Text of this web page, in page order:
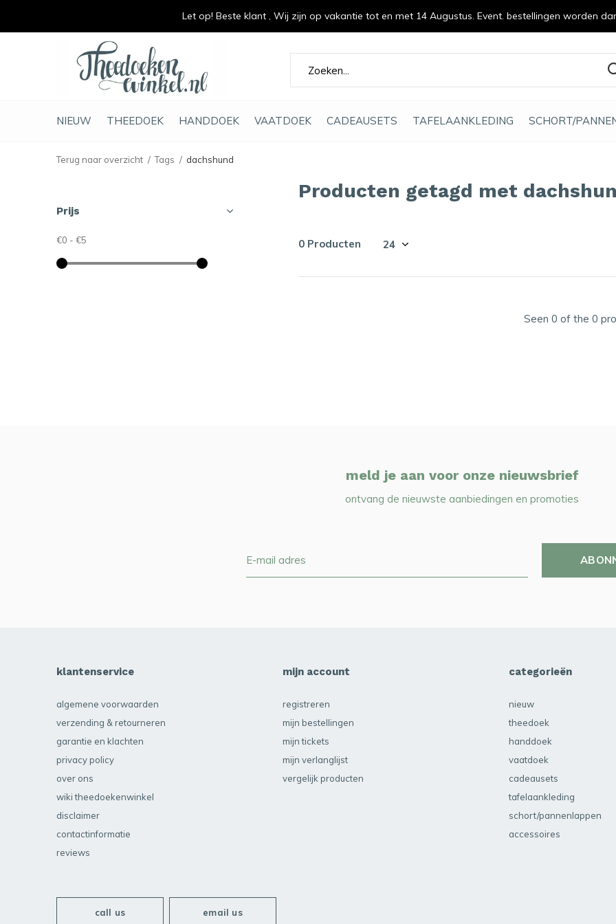
NIEUW THEEDOEK HANDDOEK VAATDOEK CADEAUSETS TAFELAANKLEDING SCHORT/
duurzaam en met liefde gemaakt
Terug naar overzicht Tags dachshund
Producten getagd met
0 Producten
Seen 0 of the 0
Prijs
€0 - €5
meld je aan voor onze nieuwsbrief
ontvang de nieuwste aanbiedingen en promoties
klantenservice
algemene voorwaarden
verzending & retourneren
garantie en klachten
privacy policy
over ons
wiki theedoekenwinkel
disclaimer
contactinformatie
reviews
mijn account
registreren
mijn bestellingen
mijn tickets
mijn verlanglijst
vergelijk producten
categorieën
nieuw
theedoek
handdoek
vaatdoek
cadeausets
tafelaankleding
schort/pannenlappen
accessoires
call us email us
Let op! Beste klant , Wij zijn op vakantie tot en met 14 Augustus. Event. bestellingen worden